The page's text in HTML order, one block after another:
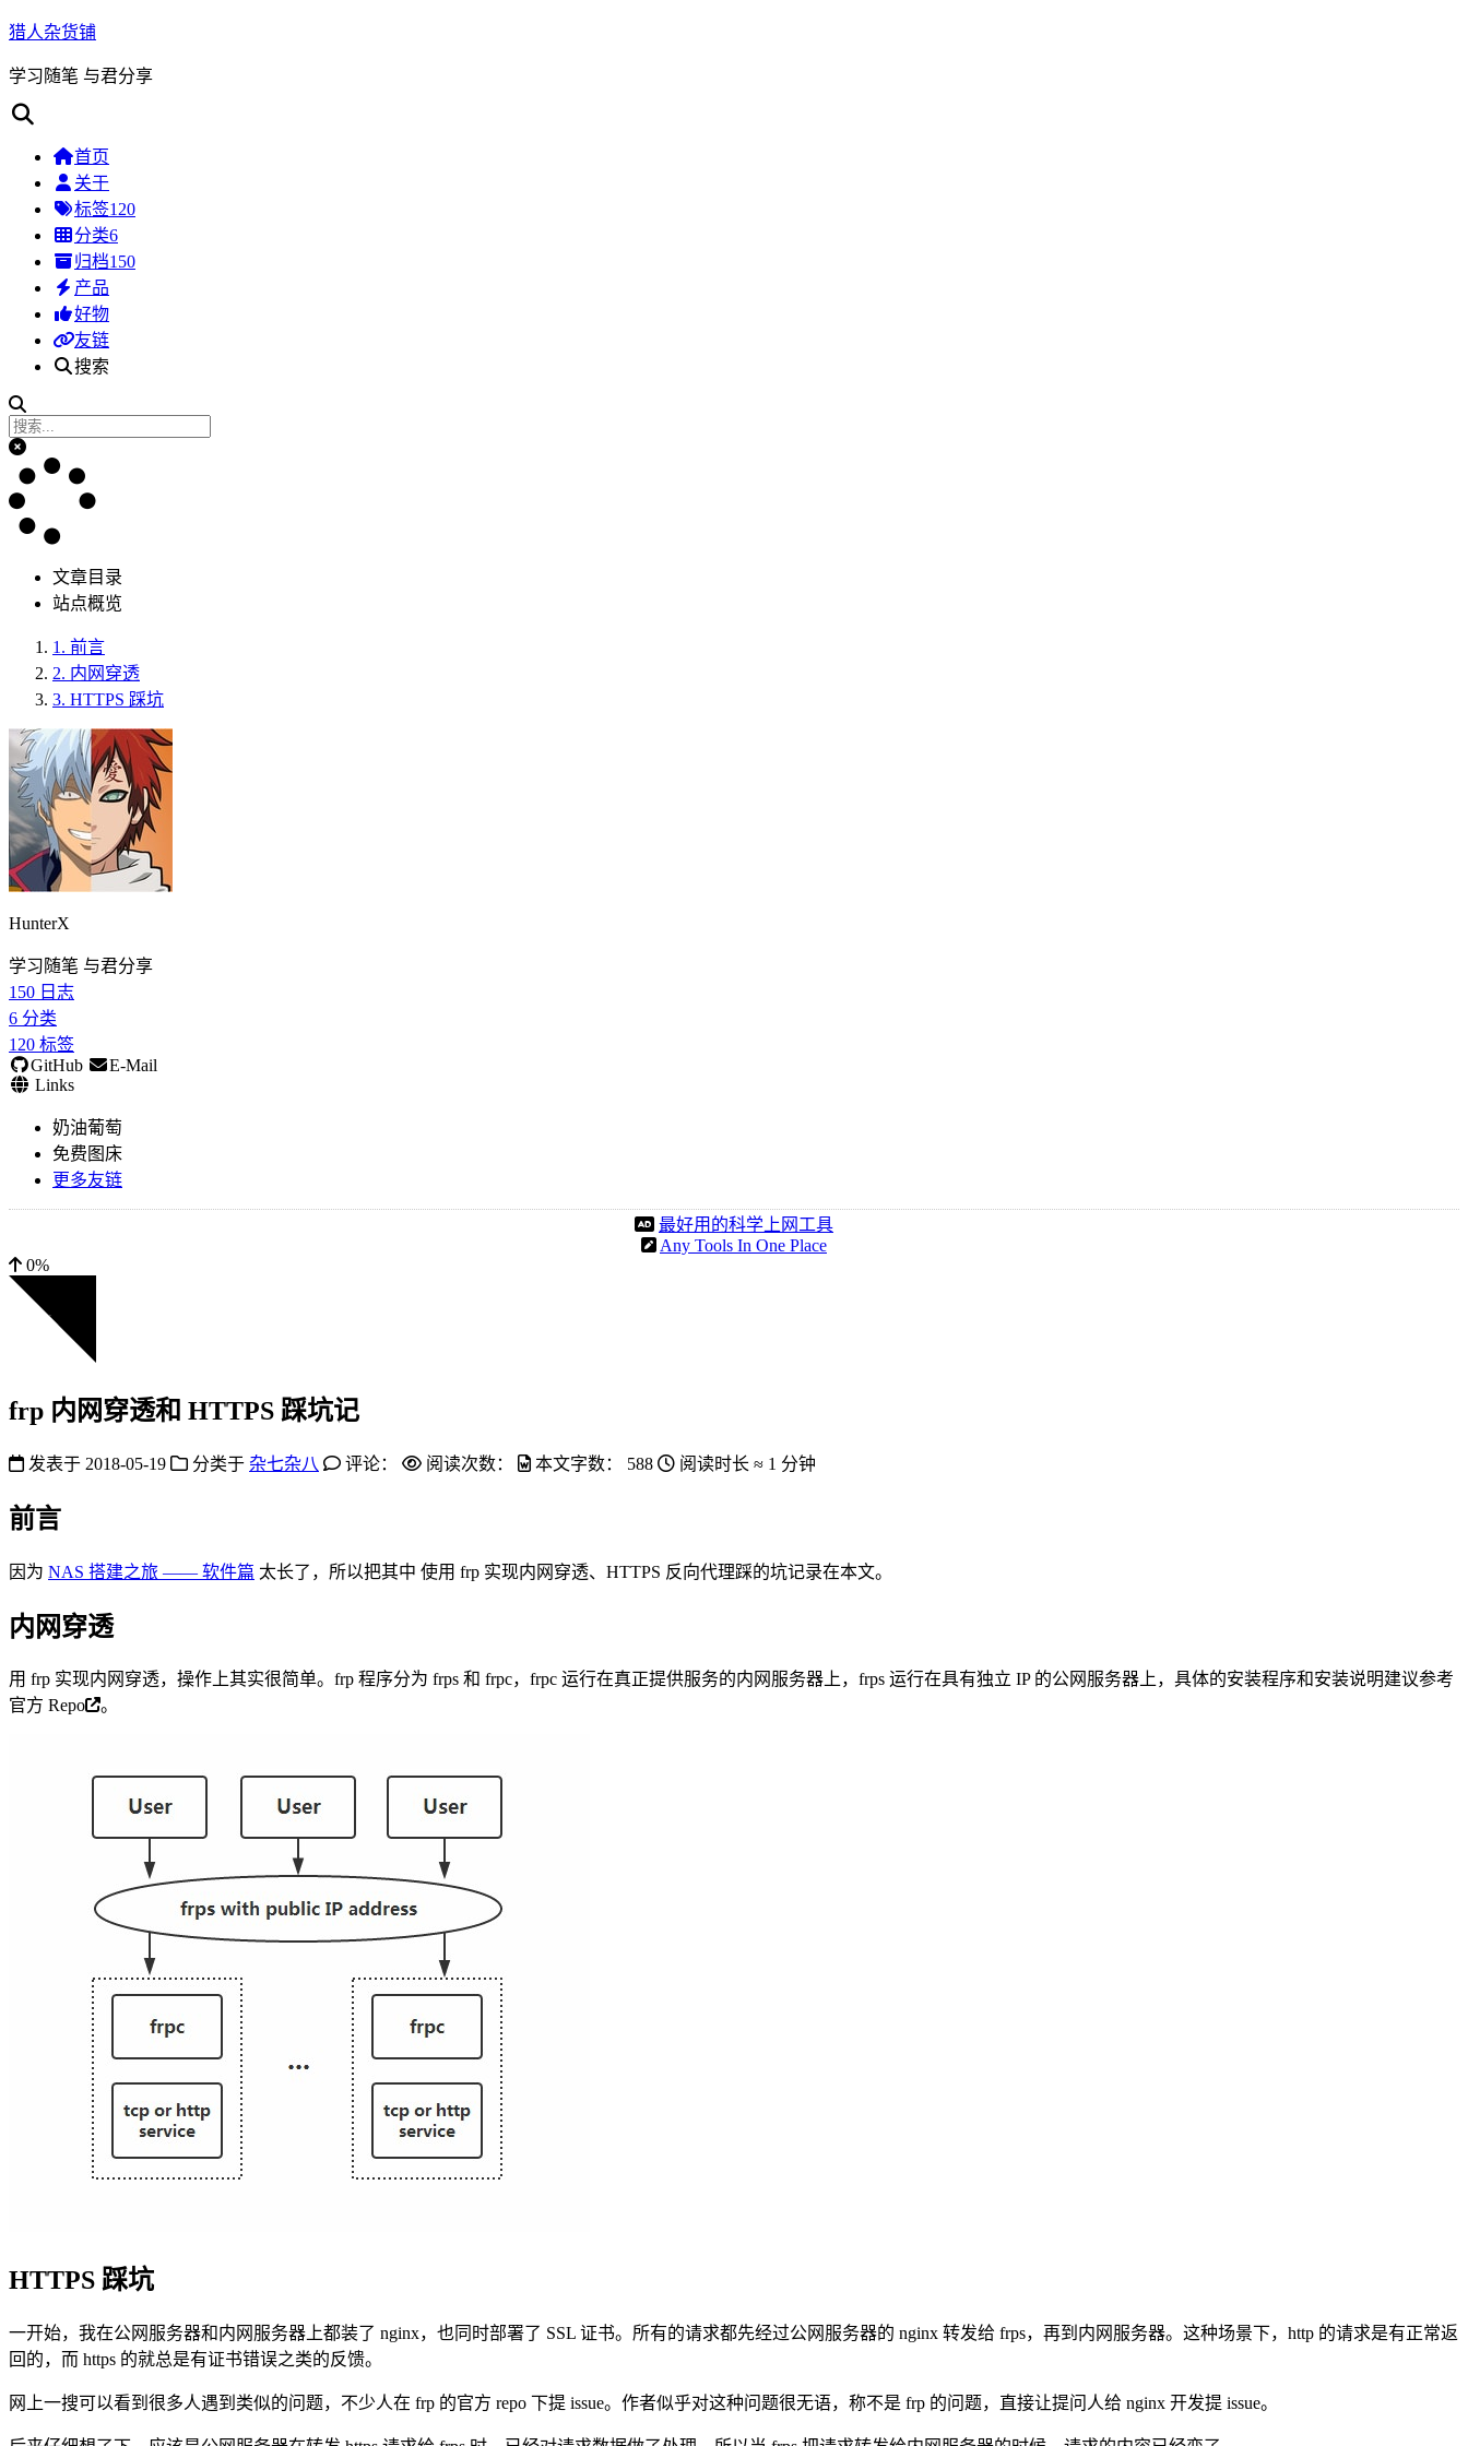
猎人杂货铺
学习随笔 与君分享
首页
关于
标签120
分类6
归档150
产品
好物
友链
搜索
文章目录
站点概览
1. 前言
2. 内网穿透
3. HTTPS 踩坑
HunterX
学习随笔 与君分享
150 日志
6 分类
120 标签
GitHub
E-Mail
Links
奶油葡萄
免费图床
更多友链
最好用的科学上网工具
Any Tools In One Place
0%
frp 内网穿透和 HTTPS 踩坑记
发表于 2018-05-19 分类于 杂七杂八 评论： 阅读次数： 本文字数： 588 阅读时长 ≈ 1 分钟
前言
因为 NAS 搭建之旅 —— 软件篇 太长了，所以把其中 使用 frp 实现内网穿透、HTTPS 反向代理踩的坑记录在本文。
内网穿透
用 frp 实现内网穿透，操作上其实很简单。frp 程序分为 frps 和 frpc，frpc 运行在真正提供服务的内网服务器上，frps 运行在具有独立 IP 的公网服务器上，具体的安装程序和安装说明建议参考
官方 Repo
。
HTTPS 踩坑
一开始，我在公网服务器和内网服务器上都装了 nginx，也同时部署了 SSL 证书。所有的请求都先经过公网服务器的 nginx 转发给 frps，再到内网服务器。这种场景下，http 的请求是有正常返
回的，而 https 的就总是有证书错误之类的反馈。
网上一搜可以看到很多人遇到类似的问题，不少人在 frp 的官方 repo 下提 issue。作者似乎对这种问题很无语，称不是 frp 的问题，直接让提问人给 nginx 开发提 issue。